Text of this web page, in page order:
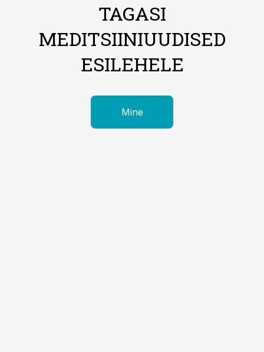
TAGASI
MEDITSIINIUUDISED
ESILEHELE
Mine